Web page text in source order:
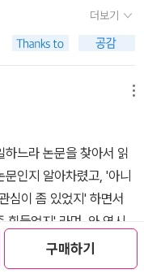
구매하기
검사와 촉진으로 50년 전
에 나도 암을 이겨낼 수
요한 일이기도 하다. 뇌
른 어떤 병 못지않게 위
에게 가장 큰 고통을 준
대한 폭력으로 나타날 수
성도 낮지만, 그래도 그
을 앓는 사람뿐 아니라
가 과장된 것일 수도 있
당한 일이었다. 가장 흔
방식이 다르다는 점이
못한 것을 슬퍼하는 경
잃은 것을 슬퍼하곤 한
의 기억을 끝없이 되새겼
된 일들에 매달렸다. 우리
은 누군가와 함께인 것이
와 비판에 노출되는 것이
나가면서 친절과 관대함
죽을 생각이었다면 왜 나
확인하고 싶었던 걸가,
의사는 이렇게 말했다.
요? 어쩌면 어머니에게
던 일과는 무관하게요.
다. 사람의 마음은 한 가
없는 아이의 마음속을 알
딜런은 왜 술통을 보여
로 보여요?'라고 왜 답했
갔는데 자신이 죽어도
이 죽으려고 갔는데 남이
공부를 엄청 잘했는데,
몇 가지 문제 행동을 하
든지, 수업 시간에 이탈하
이었다. 헌데 백화점에
부러 가서 자기 초경이
국에 다녀와야겠다고
가 이런 거짓말을 했다
이를 치는 아이는 그 아이
에 불러다가 상담을 했
담 치료가 필요한 것 같
강사의 역량이었기 때
은폐됐던 아들을 발견하
지 못했지만, 딜런은 자
건 이후에 추정되었다. 콜
터 친구였던 에릭은 소위
되었다.한 연구자는 둘
는 과정에서 다른 사람
다른 사람들을 죽이는 과
고.딜런은 절박하게 죽고
에 에릭의 카리스마 넘
의 기상천외한 살상 계
은 사제폭탄을 만들어
았다. 원래 계획대로였다
들이 된다. 오늘의 뉴스
여 살해하고 시신을 훼손
많은 생각을 하게 된다.
'내 자식이 그런 행동을
서 자식이 피해자가 될
딜런은 자신의 우울증과
지었지만 그의 부모들
밖에 없다. 특히 이 책은
마음이나 가해자의 엄마
녀교육에 대해서 합리화
면 가해자의 엄마는 너
과 총기 난사범의 자살
범은 세 가지 공통점을
영광을 획득하고자 하
시 도덕적 방향타를 망
감각을 왜곡하여 목숨
. 이 병을 연구하고 인식
사람이 도움을 받지 못하
아야 한다. 병에 시달리
면 계속 피해자가 될 무
-p445 위 글이 저자가
조기 발견 및 자살 예
수시로 업데이트되는
이다. 인생은 그런 순간
된다. 아이를 낳았다. 귀
도 아이를 낳으면 두 시간
사실을 미리 알려주지
나 아이의 배고픔을 달
. 그러나 이후 아이가 걷
넣기 시작했다. 잠시도
떨어지는 일도 다반사였
올 거야. 기관에 가면 평화
종 집단생활 때문에 감
더보기
느라 논문을 찾아서 읽
인지 알아차렸고, '아니
심이 좀 있었지' 하면서
들었지' 라며..와 역시..
있으면 논문 휘리릭 쓸
에서 계속 그 분이랑 그